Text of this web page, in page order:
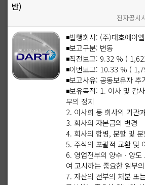
반)
전자공시
◾발행회사: (주)대호에이엘
◾보고구분: 변동
◾직전보고: 9.32 % (
◾이번보고: 10.33 % (
◾보고사유: 공동보유자
◾보유목적: 1. 이사 및 감
무의 정지
2. 이사회 등 회사의 기관
3. 회사의 자본금의 변경
4. 회사의 합병, 분할 및 분
5. 주식의 포괄적 교환 및
6. 영업전부의 양수ㆍ양
여 고시하는 중요한 일부
7. 자산의 전부의 처분 또